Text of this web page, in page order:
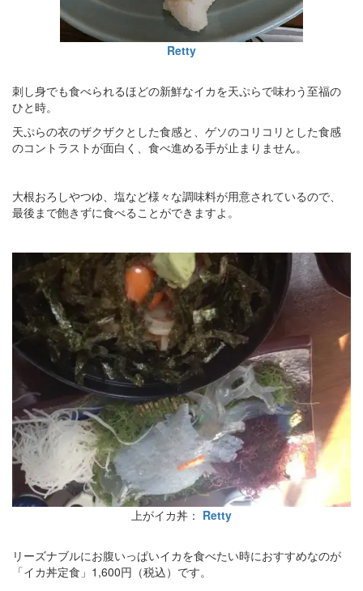
Retty
刺し身でも食べられるほどの新鮮なイカを天ぷらで味わう至福の
ひと時。
天ぷらの衣のザクザクとした食感と、ゲソのコリコリとした食感
のコントラストが面白く、食べ進める手が止まりません。
大根おろしやつゆ、塩など様々な調味料が用意されているので、
最後まで飽きずに食べることができますよ。
上がイカ丼： Retty
リーズナブルにお腹いっぱいイカを食べたい時におすすめなのが
「イカ丼定食」1,600円（税込）です。